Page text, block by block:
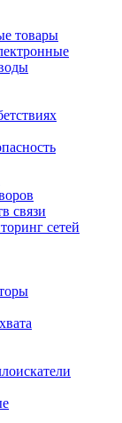
товары
связи
сетей